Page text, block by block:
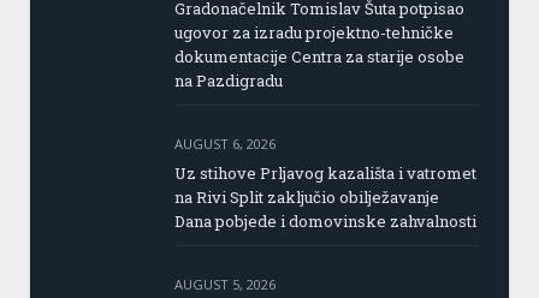
Gradonačelnik Tomislav Šuta potpisao
ugovor za izradu projektno-tehničke
dokumentacije Centra za starije osobe
na Pazdigradu
AUGUST 6, 2026
Uz stihove Prljavog kazališta i vatromet
na Rivi Split zaključio obilježavanje
Dana pobjede i domovinske zahvalnosti
AUGUST 5, 2026